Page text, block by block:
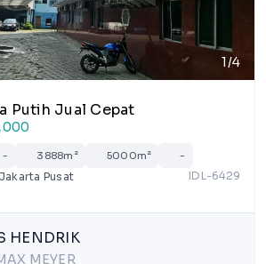
1/4
Putih Jual Cepat
- 3888m² 5000m² -
Pusat IDL-6429
HENDRIK
MEYER